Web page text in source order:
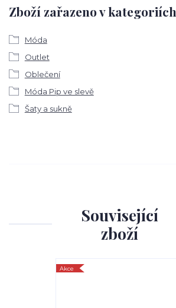
Zboží zařazeno v kategoriích
Móda
Outlet
Oblečení
Móda Pip ve slevě
Šaty a sukně
Související
zboží
Akce